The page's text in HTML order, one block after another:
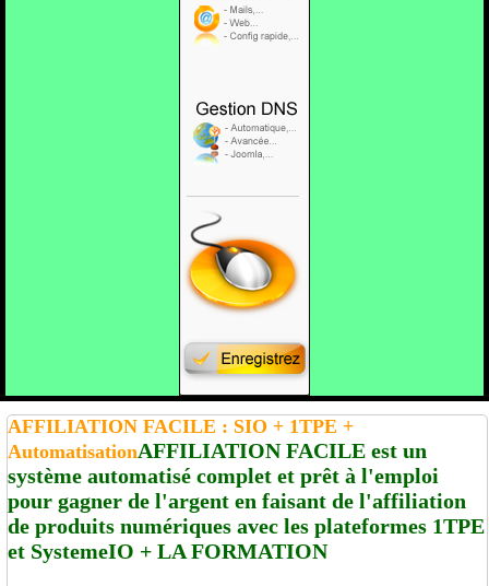
AFFILIATION FACILE : SIO + 1TPE +
AutomatisationAFFILIATION FACILE est un
système automatisé complet et prêt à l'emploi
pour gagner de l'argent en faisant de l'affiliation
de produits numériques avec les plateformes 1TPE
et SystemeIO + LA FORMATION